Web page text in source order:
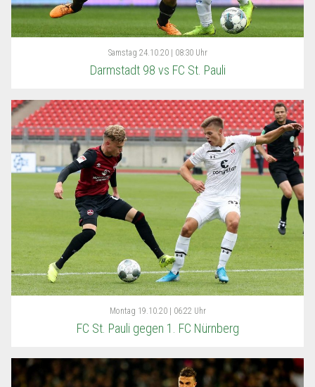
Samstag 24.10.20 | 08:30 Uhr
Darmstadt 98 vs FC St. Pauli
Montag 19.10.20 | 06:22 Uhr
FC St. Pauli gegen 1. FC Nürnberg